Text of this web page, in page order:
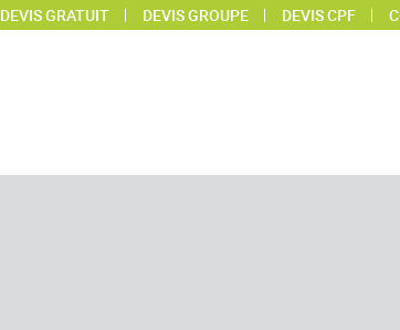
DEVIS GRATUIT DEVIS GROUPE DEVIS CPF